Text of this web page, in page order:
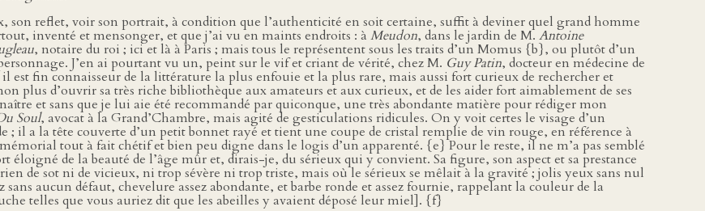
son reflet, voir son portrait, à condition que l’authenticité en soit certaine, suffit à deviner quel grand homme
inventé et mensonger, et que j’ai vu en maints endroits : à Meudon, dans le jardin de M. Antoine
, notaire du roi ; ici et là à Paris ; mais tous le représentent sous les traits d’un Momus {b}, ou plutôt d’un
J’en ai pourtant vu un, peint sur le vif et criant de vérité, chez M. Guy Patin, docteur en médecine de
est fin connaisseur de la littérature la plus enfouie et la plus rare, mais aussi fort curieux de rechercher et
plus d’ouvrir sa très riche bibliothèque aux amateurs et aux curieux, et de les aider fort aimablement de ses
et sans que je lui aie été recommandé par quiconque, une très abondante matière pour rédiger mon
Soul, avocat à la Grand’Chambre, mais agité de gesticulations ridicules. On y voit certes le visage d’un
; il a la tête couverte d’un petit bonnet rayé et tient une coupe de cristal remplie de vin rouge, en référence à
tout à fait chétif et bien peu digne dans le logis d’un apparenté. {e} Pour le reste, il ne m’a pas semblé
éloigné de la beauté de l’âge mûr et, dirais-je, du sérieux qui y convient. Sa figure, son aspect et sa prestance
de sot ni de vicieux, ni trop sévère ni trop triste, mais où le sérieux se mêlait à la gravité ; jolis yeux sans nul
aucun défaut, chevelure assez abondante, et barbe ronde et assez fournie, rappelant la couleur de la
telles que vous auriez dit que les abeilles y avaient déposé leur miel]. {f}